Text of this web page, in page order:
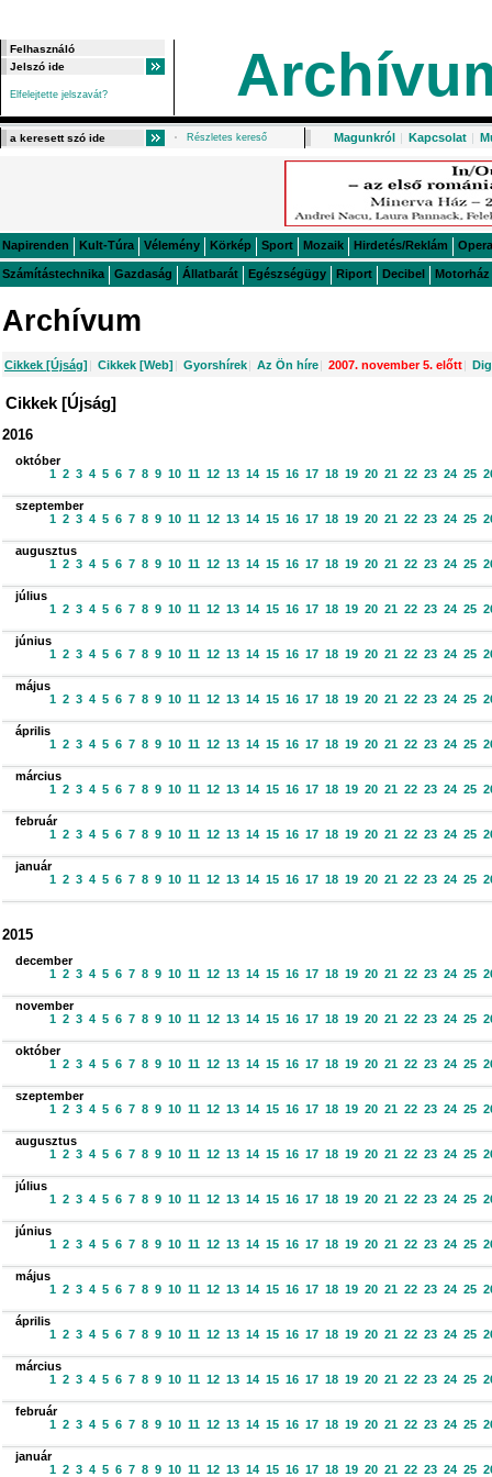
Elfelejtette jelszavát?
Részletes kereső Magunkról | Kapcsolat |
Napirenden Kult-Túra Vélemény Körkép Sport Mozaik Hirdetés/Reklám Opera
Számítástechnika Gazdaság Állatbarát Egészségügy Riport Decibel Motorház
Archívum
Cikkek [Újság] | Cikkek [Web] | Gyorshírek| Az Ön híre| 2007. november 5. előtt|
Cikkek [Újság]
2016
október
1 2 3 4 5 6 7 8 9 10 11 12 13 14 15 16 17 18 19 20 21 22 23 24 25
szeptember
1 2 3 4 5 6 7 8 9 10 11 12 13 14 15 16 17 18 19 20 21 22 23 24 25
augusztus
1 2 3 4 5 6 7 8 9 10 11 12 13 14 15 16 17 18 19 20 21 22 23 24 25
július
1 2 3 4 5 6 7 8 9 10 11 12 13 14 15 16 17 18 19 20 21 22 23 24 25
június
1 2 3 4 5 6 7 8 9 10 11 12 13 14 15 16 17 18 19 20 21 22 23 24 25
május
1 2 3 4 5 6 7 8 9 10 11 12 13 14 15 16 17 18 19 20 21 22 23 24 25
április
1 2 3 4 5 6 7 8 9 10 11 12 13 14 15 16 17 18 19 20 21 22 23 24 25
március
1 2 3 4 5 6 7 8 9 10 11 12 13 14 15 16 17 18 19 20 21 22 23 24 25
február
1 2 3 4 5 6 7 8 9 10 11 12 13 14 15 16 17 18 19 20 21 22 23 24 25
január
1 2 3 4 5 6 7 8 9 10 11 12 13 14 15 16 17 18 19 20 21 22 23 24 25
2015
december
1 2 3 4 5 6 7 8 9 10 11 12 13 14 15 16 17 18 19 20 21 22 23 24 25
november
1 2 3 4 5 6 7 8 9 10 11 12 13 14 15 16 17 18 19 20 21 22 23 24 25
október
1 2 3 4 5 6 7 8 9 10 11 12 13 14 15 16 17 18 19 20 21 22 23 24 25
szeptember
1 2 3 4 5 6 7 8 9 10 11 12 13 14 15 16 17 18 19 20 21 22 23 24 25
augusztus
1 2 3 4 5 6 7 8 9 10 11 12 13 14 15 16 17 18 19 20 21 22 23 24 25
július
1 2 3 4 5 6 7 8 9 10 11 12 13 14 15 16 17 18 19 20 21 22 23 24 25
június
1 2 3 4 5 6 7 8 9 10 11 12 13 14 15 16 17 18 19 20 21 22 23 24 25
május
1 2 3 4 5 6 7 8 9 10 11 12 13 14 15 16 17 18 19 20 21 22 23 24 25
április
1 2 3 4 5 6 7 8 9 10 11 12 13 14 15 16 17 18 19 20 21 22 23 24 25
március
1 2 3 4 5 6 7 8 9 10 11 12 13 14 15 16 17 18 19 20 21 22 23 24 25
február
1 2 3 4 5 6 7 8 9 10 11 12 13 14 15 16 17 18 19 20 21 22 23 24 25
január
1 2 3 4 5 6 7 8 9 10 11 12 13 14 15 16 17 18 19 20 21 22 23 24 25